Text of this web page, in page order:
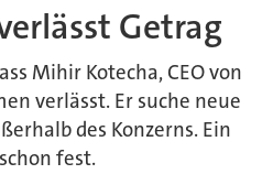
Getrag
Mihir Kotecha, CEO von
verlässt. Er suche neue
des Konzerns. Ein
fest.